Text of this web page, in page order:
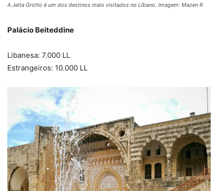
A Jeita Grotto é um dos destinos mais visitados no Líbano. Imagem: Mazen R
Palácio Beiteddine
Libanesa: 7.000 LL
Estrangeiros: 10.000 LL